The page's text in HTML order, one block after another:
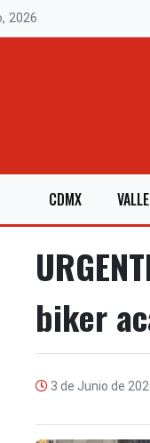
2026
CDMX
biker
3 de Junio de